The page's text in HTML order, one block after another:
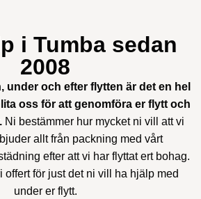
i Tumba sedan
2008
under och efter flytten är det en hel
oss för att genomföra er flytt och
Ni bestämmer hur mycket ni vill att vi
allt från packning med vårt
efter att vi har flyttat ert bohag.
offert för just det ni vill ha hjälp med
under er flytt.